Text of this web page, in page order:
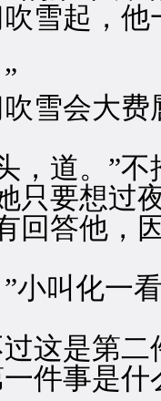
起，他
会大费
道。”不
只要想过
答他，因
叫化一看
这是第二
事是什